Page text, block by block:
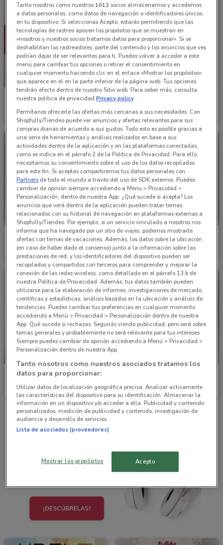
NUEVO
Liverpool
Caduca el 16/08 803 m Caduca el 31/08 5.4 km
Interceramic
Caduca el 03/10 1.5 km
Vianney
Caduca el 31/12
Fuller
Inicio 01/09 Caduca el 25/08
Tanto nosotros como nuestros 1012socios almacenamos y accedemos
a datos personales, como datos de navegación o identificadores únicos,
en tu dispositivo. Si seleccionas Acepto, estarás permitiendo que las
tecnologías de rastreo apoyen los propósitos que se muestran en
«nosotros y nuestros socios tratamos datos para proporcionar». Si se
deshabilitan los rastreadores, parte del contenido y los anuncios que ves
podrían dejar de ser relevantes para ti. Puedes volver a acceder a este
menú para cambiar tus opciones o retirar el consentimiento en
cualquier momento haciendo clic en el enlace «Mostrar los propósitos»
que aparece en el en la parte inferior de la página web. Tus opciones
tendrán efecto dentro de nuestro Sitio web. Para saber más, consulta
nuestra política de privacidad.Privacy policy
Permítanos ofrecerle las ofertas más cercanas a sus necesidades: Con
Shopfully/Tiendeo puede ver anuncios y ofertas relevantes para sus
compras diarias de acuerdo a sus gustos. Todo esto es posible gracias a
una serie de herramientas y análisis realizados en base a sus
actividades dentro de la aplicación y en las plataformas conectadas,
como se indica en el párrafo 2 de la Política de Privacidad. Para ello,
necesitamos su consentimiento sobre el uso de los datos recopilados
para este fin. Si aceptas compartiremos tus datos personales con
Partners de todo el mundo a través del uso de SDK externos. Puedes
cambiar de opinión siempre accediendo a Menu > Privacidad >
Personalización, dentro de nuestra App. ¿Qué sucede si acepta? Los
anuncios que verá dentro de la aplicación pueden tratar temas
relacionados con su historial de navegación en plataformas externas a
Shopfully/Tiendeo. Por ejemplo, si un servicio vinculado a nosotros nos
informa que ha navegado por un sitio de viajes, podemos mostrarle
ofertas con temas de vacaciones. Además, los datos sobre la ubicación
(en caso de haber dado el consenso) junto a la información sobre las
prestaciones de red, y los identificadores del dispositivo pueden ser
recopilados y compartidos con terceros para comprender y mejorar la
conexión de las redes wireless, como detallado en el párrafo 13.b de
nuestra Política de Provacidad. Además, tus datos también pueden
utilizarse para la elaboración de informes, investigaciones de mercado,
científicas y estadísticas, análisis basados en la ubicación y análisis de
tendencias. Puedes cambiar tus preferencias en cualquier momento
accediendo a Menú > Privacidad > Personalización dentro de nuestra
App. Qué sucede si rechazas: Seguirás viendo publicidad, pero será sobre
temas generales y probablemente no será relevante para tus intereses.
Siempre puedes cambiar de opinión accediendo a Menú > Privacidad >
Personalización dentro de nuestra App.
Tanto nosotros como nuestros asociados tratamos los
datos para proporcionar:
Utilizar datos de localización geográfica precisa. Analizar activamente
las características del dispositivo para su identificación. Almacenar la
información en un dispositivo y/o acceder a ella. Publicidad y contenido
personalizados, medición de publicidad y contenido, investigación de
audiencia y desarrollo de servicios.
Lista de asociados (proveedores)
Mostrar los propósitos Acepto